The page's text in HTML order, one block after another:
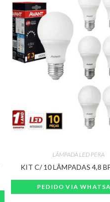
LÂMPADA LED PERA
KIT C/ 10 LÂMPADAS 4,8
PEDIDO VIA